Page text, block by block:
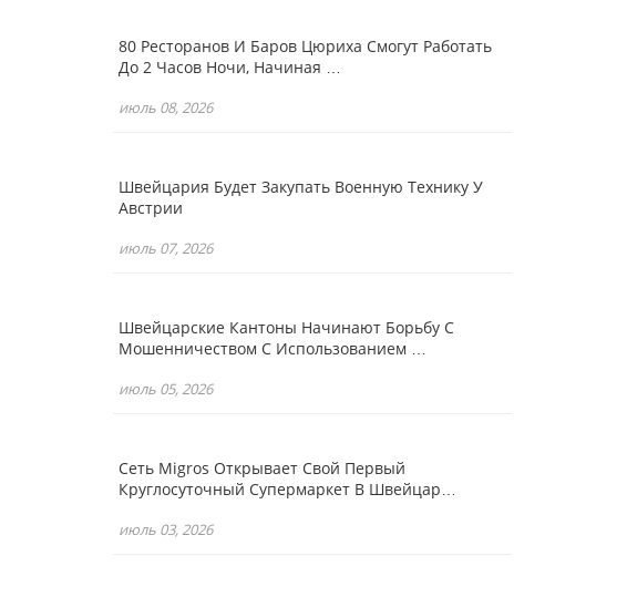
80 Ресторанов И Баров Цюриха Смогут Работать
До 2 Часов Ночи, Начиная …
июль 08, 2026
Швейцария Будет Закупать Военную Технику У
Австрии
июль 07, 2026
Швейцарские Кантоны Начинают Борьбу С
Мошенничеством С Использованием …
июль 05, 2026
Сеть Migros Открывает Свой Первый
Круглосуточный Супермаркет В Швейцар…
июль 03, 2026